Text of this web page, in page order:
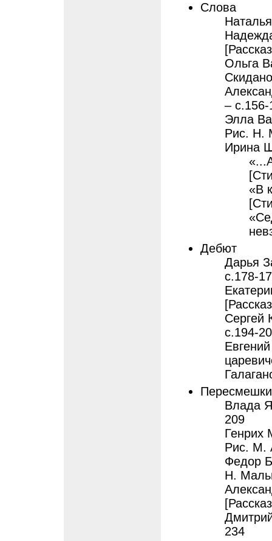
Слова
Ольга
– с.156-
Элла
Рис. Н.
Ирина
«В
Дебют
Дарья
с.178-
Сергей
с.194-
Пересмешки
Влада
209
Генрих
Рис. М.
Федор
Н.
234